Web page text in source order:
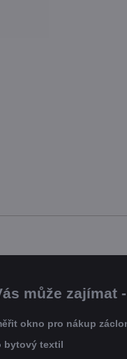
může zajímat
okno pro nákup
bytový textil